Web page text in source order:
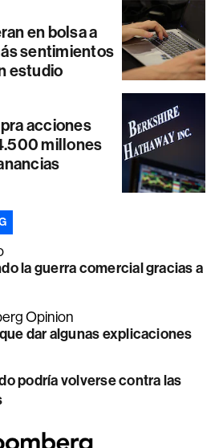
en bolsa a
sentimientos
estudio
acciones
millones
la guerra comercial gracias a
Opinion
dar algunas explicaciones
podría volverse contra las